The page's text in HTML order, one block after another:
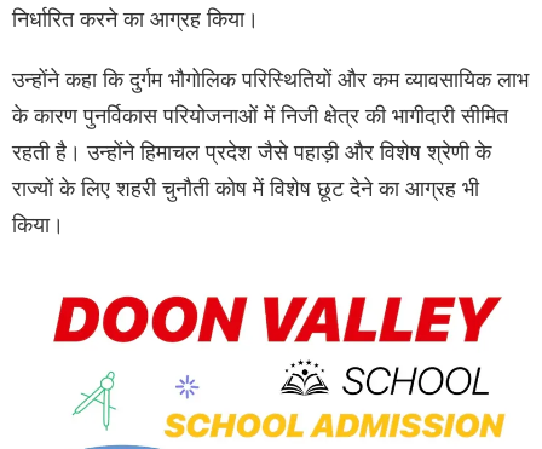
निर्धारित करने का आग्रह किया।
उन्होंने कहा कि दुर्गम भौगोलिक परिस्थितियों और कम व्यावसायिक लाभ
के कारण पुनर्विकास परियोजनाओं में निजी क्षेत्र की भागीदारी सीमित
रहती है। उन्होंने हिमाचल प्रदेश जैसे पहाड़ी और विशेष श्रेणी के
राज्यों के लिए शहरी चुनौती कोष में विशेष छूट देने का आग्रह भी
किया।